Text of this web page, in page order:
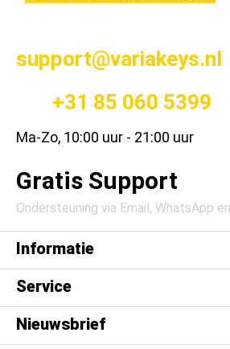
support@variakeys.nl
+31 85 060 5399
Ma-Zo, 10:00 uur - 21:00 uur
Gratis Support
Ondersteuning via Email, WhatsApp
Informatie
Service
Nieuwsbrief